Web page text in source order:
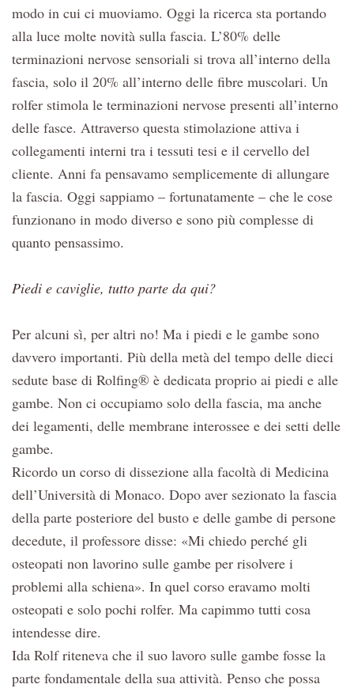
modo in cui ci muoviamo. Oggi la ricerca sta portando
alla luce molte novità sulla fascia. L’80% delle
terminazioni nervose sensoriali si trova all’interno della
fascia, solo il 20% all’interno delle fibre muscolari. Un
rolfer stimola le terminazioni nervose presenti all’interno
delle fasce. Attraverso questa stimolazione attiva i
collegamenti interni tra i tessuti tesi e il cervello del
cliente. Anni fa pensavamo semplicemente di allungare
la fascia. Oggi sappiamo – fortunatamente – che le cose
funzionano in modo diverso e sono più complesse di
quanto pensassimo.
Piedi e caviglie, tutto parte da qui?
Per alcuni sì, per altri no! Ma i piedi e le gambe sono
davvero importanti. Più della metà del tempo delle dieci
sedute base di Rolfing® è dedicata proprio ai piedi e alle
gambe. Non ci occupiamo solo della fascia, ma anche
dei legamenti, delle membrane interossee e dei setti delle
gambe.
Ricordo un corso di dissezione alla facoltà di Medicina
dell’Università di Monaco. Dopo aver sezionato la fascia
della parte posteriore del busto e delle gambe di persone
decedute, il professore disse: «Mi chiedo perché gli
osteopati non lavorino sulle gambe per risolvere i
problemi alla schiena». In quel corso eravamo molti
osteopati e solo pochi rolfer. Ma capimmo tutti cosa
intendesse dire.
Ida Rolf riteneva che il suo lavoro sulle gambe fosse la
parte fondamentale della sua attività. Penso che possa